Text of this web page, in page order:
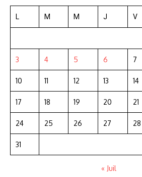
L M M J V
3 4 5 6 7
10 11 12 13 14
17 18 19 20 21
24 25 26 27 28
31
« Juil